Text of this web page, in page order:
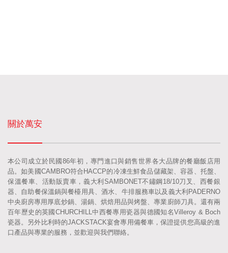
關於萬安
本公司成立於民國86年初，專門進口與銷售世界各大品牌的餐廳飯店用
品。如美國CAMBRO符合HACCP的冷凍生鮮食品儲藏架、容器、托盤、
保溫餐車、活動販賣車，義大利SAMBONET不鏽鋼18/10刀叉、西餐銀
器、自助餐保溫鍋與餐檯用具、酒水、牛排服務車以及義大利PADERNO
中央廚房專用厚底炒鍋、湯鍋、烘焙用品與烤盤、專業廚師刀具。還有兩
百年歷史的英國CHURCHILL中西餐專用瓷器與德國知名Villeroy & Boch
瓷器。另外比利時的JACKSTACK宴會專用備餐車，保證提供您高級的進
口產品與專業的服務，並歡迎與我們聯絡。